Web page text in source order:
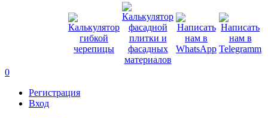
0
Регистрация
Вход